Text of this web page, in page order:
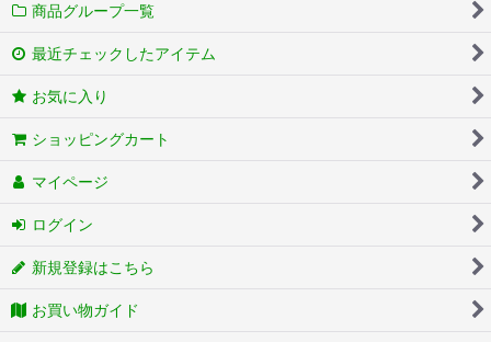
商品グループ一覧
最近チェックしたアイテム
お気に入り
ショッピングカート
マイページ
ログイン
新規登録はこちら
お買い物ガイド